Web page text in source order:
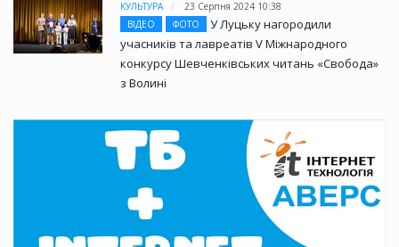
КУЛЬТУРА
23 Серпня 2024 10:38
ВІДЕО
ФОТО
У Луцьку нагородили
учасників та лавреатів V Міжнародного
конкурсу Шевченківських читань «Свобода»
з Волині